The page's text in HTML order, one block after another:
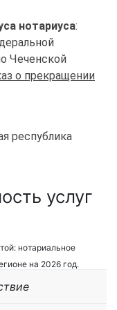
нотариуса:
Чеченской
о прекращении
республика
услуг
нотариальное
на 2026 год.